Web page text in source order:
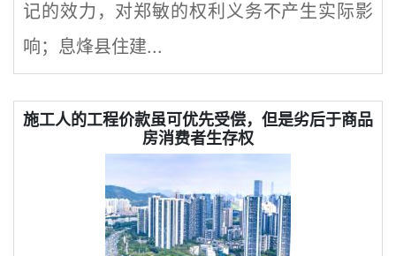
记的效力，对郑敏的权利义务不产生实际影
响；息烽县住建...
施工人的工程价款虽可优先受偿，但是劣后于商品
房消费者生存权